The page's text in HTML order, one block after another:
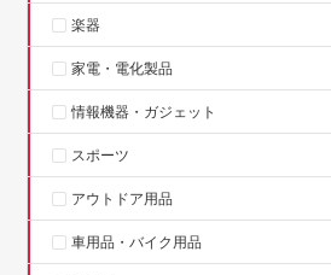
楽器
家電・電化製品
情報機器・ガジェット
スポーツ
アウトドア用品
車用品・バイク用品